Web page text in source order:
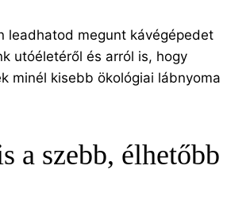
leadhatod megunt kávégépedet
utóéletéről és arról is, hogy
minél kisebb ökológiai lábnyoma
a szebb, élhetőbb